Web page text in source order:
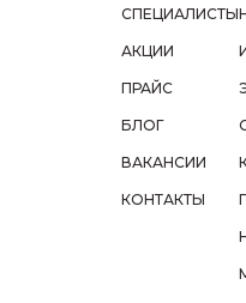
СПЕЦИАЛИСТЫ
АКЦИИ
ПРАЙС
БЛОГ
ВАКАНСИИ
КОНТАКТЫ